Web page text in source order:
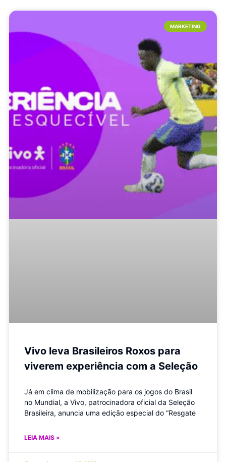
MARKETING
Vivo leva Brasileiros Roxos para
viverem experiência com a Seleção
Já em clima de mobilização para os jogos do Brasil
no Mundial, a Vivo, patrocinadora oficial da Seleção
Brasileira, anuncia uma edição especial do “Resgate
LEIA MAIS »